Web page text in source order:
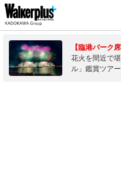
【臨港パーク
花火を間近で
ル」鑑賞ツア